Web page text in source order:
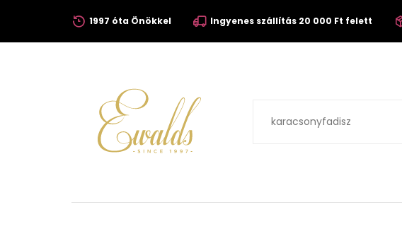
1997 óta Önökkel Ingyenes szállítás 20 000 Ft felett